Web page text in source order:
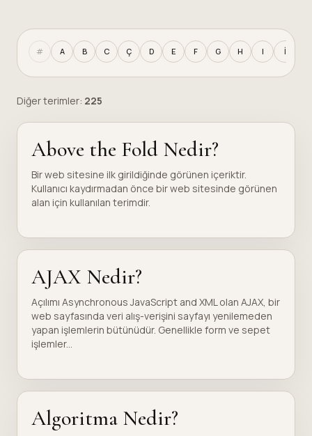
# A B C Ç D E F G H I İ
Diğer terimler: 225
Above the Fold Nedir?
Bir web sitesine ilk girildiğinde görünen içeriktir.
Kullanıcı kaydırmadan önce bir web sitesinde görünen
alan için kullanılan terimdir.
AJAX Nedir?
Açılımı Asynchronous JavaScript and XML olan AJAX, bir
web sayfasında veri alış-verişini sayfayı yenilemeden
yapan işlemlerin bütünüdür. Genellikle form ve sepet
işlemler...
Algoritma Nedir?